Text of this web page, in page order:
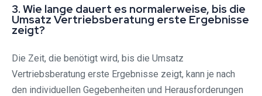
3. Wie lange dauert es normalerweise, bis die
Umsatz Vertriebsberatung erste Ergebnisse
zeigt?
Die Zeit, die benötigt wird, bis die Umsatz
Vertriebsberatung erste Ergebnisse zeigt, kann je nach
den individuellen Gegebenheiten und Herausforderungen